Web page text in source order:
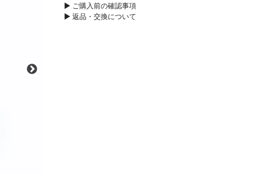
▶︎ ご購入前の確認事項
▶︎ 返品・交換について